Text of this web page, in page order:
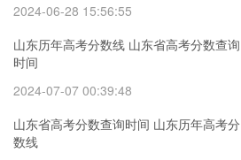
2024-06-28 15:56:55
山东历年高考分数线 山东省高考分数查询
时间
2024-07-07 00:39:48
山东省高考分数查询时间 山东历年高考分
数线